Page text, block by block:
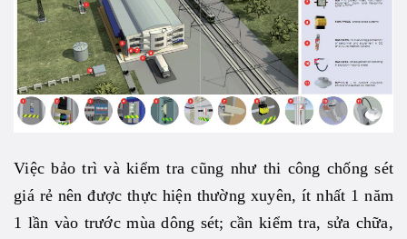
Việc bảo trì và kiểm tra cũng như thi công chống sét
giá rẻ nên được thực hiện thường xuyên, ít nhất 1 năm
1 lần vào trước mùa dông sét; cần kiểm tra, sửa chữa,